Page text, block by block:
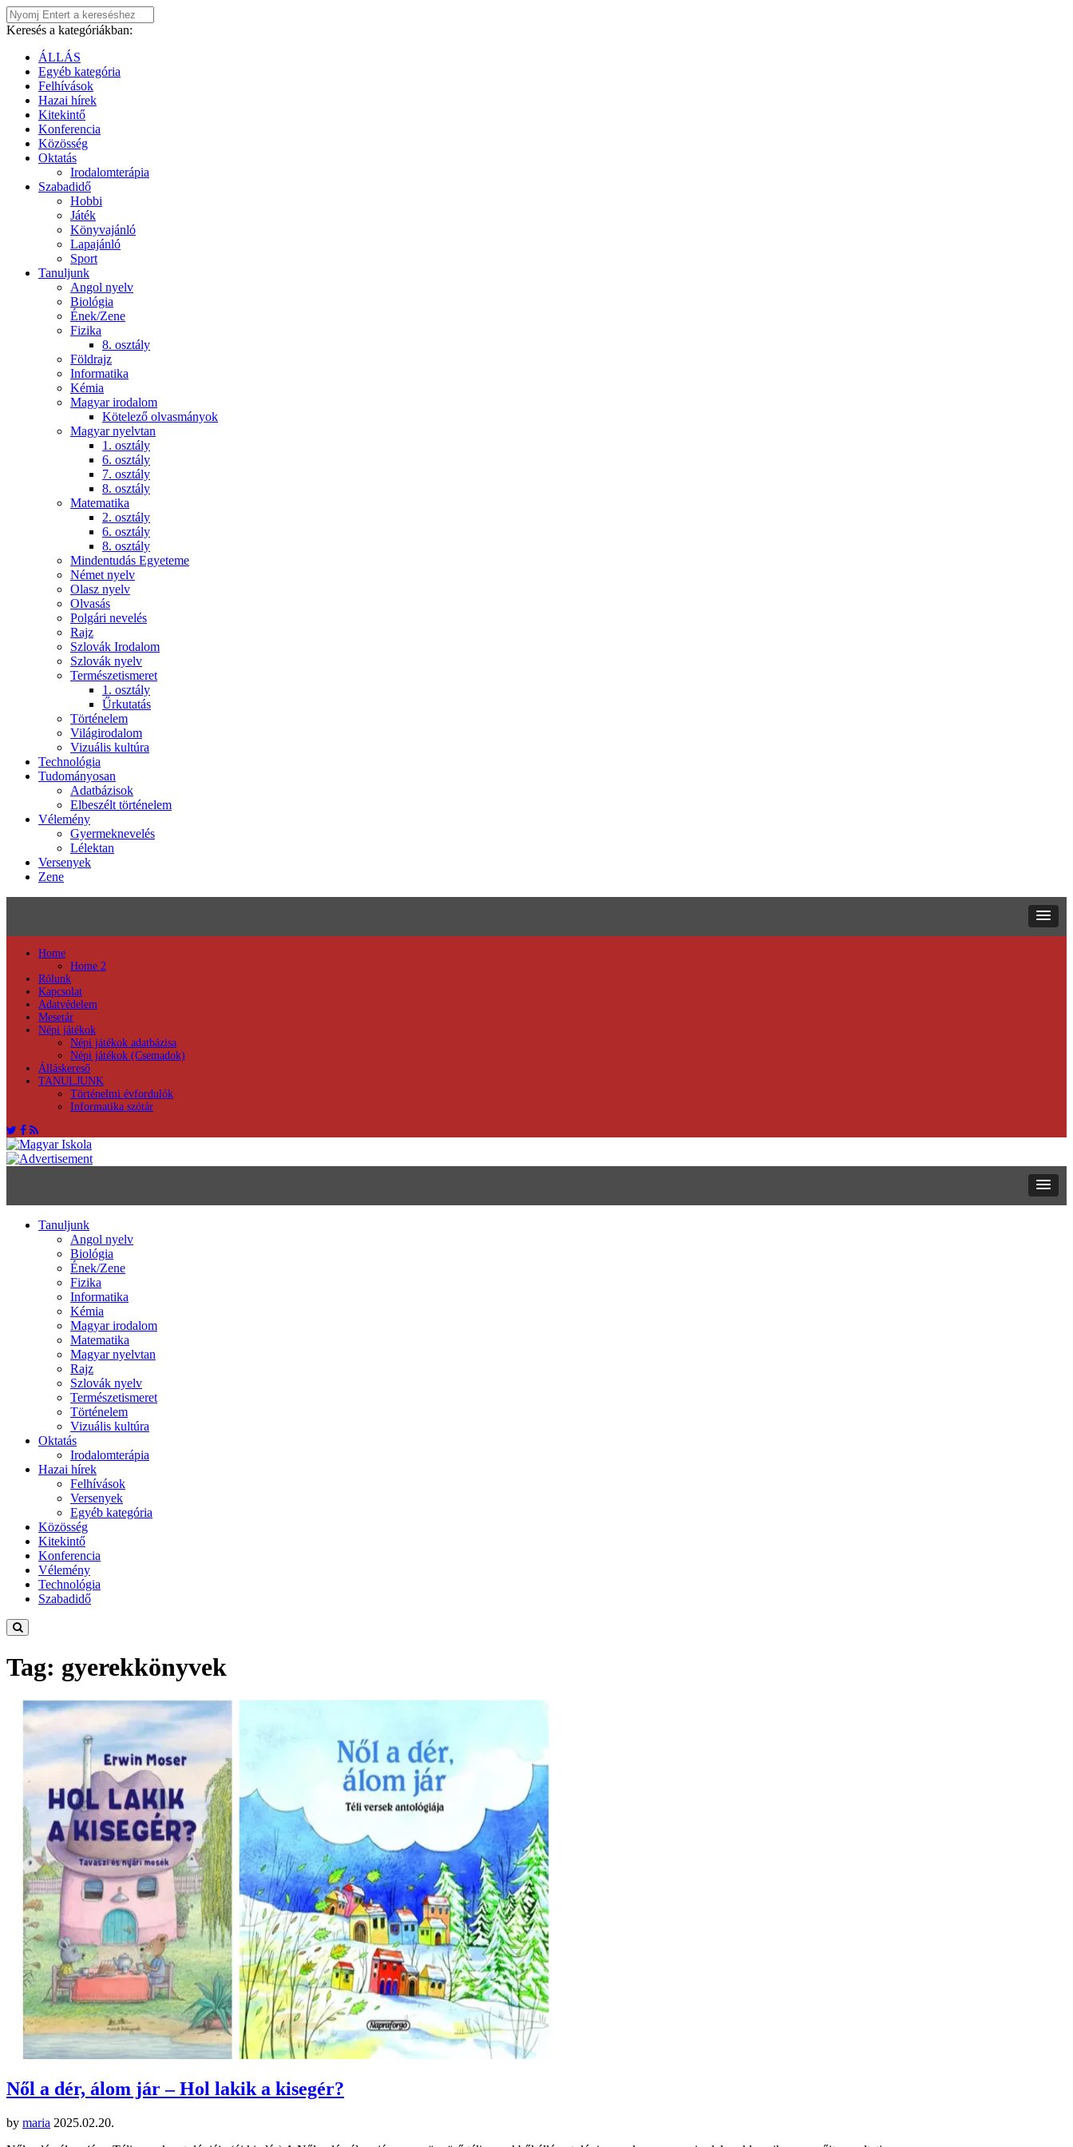
Keresés a kategóriákban:
ÁLLÁS
Egyéb kategória
Felhívások
Hazai hírek
Kitekintő
Konferencia
Közösség
Oktatás
Irodalomterápia
Szabadidő
Hobbi
Játék
Könyvajánló
Lapajánló
Sport
Tanuljunk
Angol nyelv
Biológia
Ének/Zene
Fizika
8. osztály
Földrajz
Informatika
Kémia
Magyar irodalom
Kötelező olvasmányok
Magyar nyelvtan
1. osztály
6. osztály
7. osztály
8. osztály
Matematika
2. osztály
6. osztály
8. osztály
Mindentudás Egyeteme
Német nyelv
Olasz nyelv
Olvasás
Polgári nevelés
Rajz
Szlovák Irodalom
Szlovák nyelv
Természetismeret
1. osztály
Űrkutatás
Történelem
Világirodalom
Vizuális kultúra
Technológia
Tudományosan
Adatbázisok
Elbeszélt történelem
Vélemény
Gyermeknevelés
Lélektan
Versenyek
Zene
Home
Home 2
Rólunk
Kapcsolat
Adatvédelem
Mesetár
Népi játékok
Népi játékok adatbázisa
Népi játékok (Csemadok)
Álláskereső
TANULJUNK
Történelmi évfordulók
Informatika szótár
Tanuljunk
Angol nyelv
Biológia
Ének/Zene
Fizika
Informatika
Kémia
Magyar irodalom
Matematika
Magyar nyelvtan
Rajz
Szlovák nyelv
Természetismeret
Történelem
Vizuális kultúra
Oktatás
Irodalomterápia
Hazai hírek
Felhívások
Versenyek
Egyéb kategória
Közösség
Kitekintő
Konferencia
Vélemény
Technológia
Szabadidő
Tag: gyerekkönyvek
Nől a dér, álom jár – Hol lakik a kisegér?
by maria 2025.02.20.